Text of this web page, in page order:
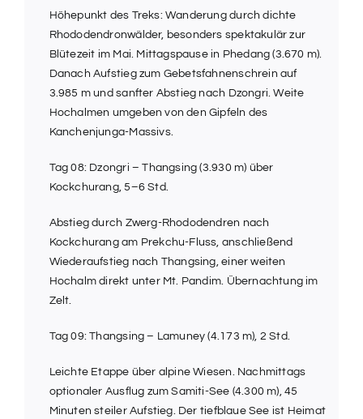
Höhepunkt des Treks: Wanderung durch dichte
Rhododendronwälder, besonders spektakulär zur
Blütezeit im Mai. Mittagspause in Phedang (3.670 m).
Danach Aufstieg zum Gebetsfahnenschrein auf
3.985 m und sanfter Abstieg nach Dzongri. Weite
Hochalmen umgeben von den Gipfeln des
Kanchenjunga-Massivs.
Tag 08: Dzongri – Thangsing (3.930 m) über
Kockchurang, 5–6 Std.
Abstieg durch Zwerg-Rhododendren nach
Kockchurang am Prekchu-Fluss, anschließend
Wiederaufstieg nach Thangsing, einer weiten
Hochalm direkt unter Mt. Pandim. Übernachtung im
Zelt.
Tag 09: Thangsing – Lamuney (4.173 m), 2 Std.
Leichte Etappe über alpine Wiesen. Nachmittags
optionaler Ausflug zum Samiti-See (4.300 m), 45
Minuten steiler Aufstieg. Der tiefblaue See ist Heimat